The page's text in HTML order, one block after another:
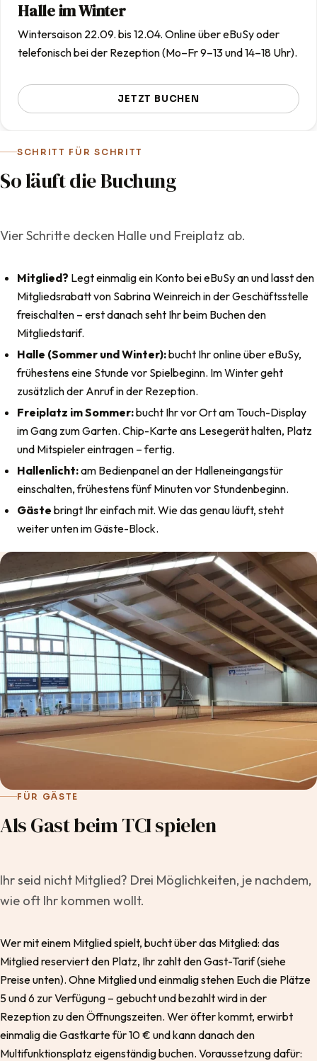
Halle im Winter
Wintersaison 22.09. bis 12.04. Online über eBuSy oder
telefonisch bei der Rezeption (Mo–Fr 9–13 und 14–18 Uhr).
JETZT BUCHEN
SCHRITT FÜR SCHRITT
So läuft die Buchung
Vier Schritte decken Halle und Freiplatz ab.
Mitglied? Legt einmalig ein Konto bei eBuSy an und lasst den
Mitgliedsrabatt von Sabrina Weinreich in der Geschäftsstelle
freischalten – erst danach seht Ihr beim Buchen den
Mitgliedstarif.
Halle (Sommer und Winter):bucht Ihr online über eBuSy,
frühestens eine Stunde vor Spielbeginn. Im Winter geht
zusätzlich der Anruf in der Rezeption.
Freiplatz im Sommer:bucht Ihr vor Ort am Touch-Display
im Gang zum Garten. Chip-Karte ans Lesegerät halten, Platz
und Mitspieler eintragen – fertig.
Hallenlicht:am Bedienpanel an der Halleneingangstür
einschalten, frühestens fünf Minuten vor Stundenbeginn.
Gäste bringt Ihr einfach mit. Wie das genau läuft, steht
weiter unten im Gäste-Block.
FÜR GÄSTE
Als Gast beim TCI spielen
Ihr seid nicht Mitglied? Drei Möglichkeiten, je nachdem,
wie oft Ihr kommen wollt.
Wer mit einem Mitglied spielt, bucht über das Mitglied: das
Mitglied reserviert den Platz, Ihr zahlt den Gast-Tarif (siehe
Preise unten). Ohne Mitglied und einmalig stehen Euch die Plätze
5 und 6 zur Verfügung – gebucht und bezahlt wird in der
Rezeption zu den Öffnungszeiten. Wer öfter kommt, erwirbt
einmalig die Gastkarte für 10 € und kann danach den
Multifunktionsplatz eigenständig buchen. Voraussetzung dafür: